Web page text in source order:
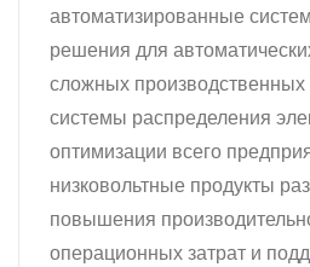
автоматизированные
решения для
сложных производственных
системы распределения
оптимизации всего
низковольтные продукты
повышения
операционных затрат и